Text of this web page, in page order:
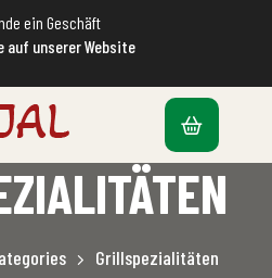
ein Geschäft
auf unserer Website
Grillspezialitäten